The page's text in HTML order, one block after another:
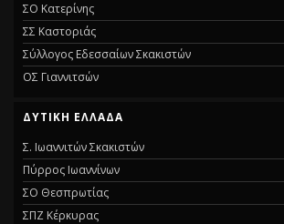
ΣΟ Κατερίνης
ΣΣ Καστοριάς
Σύλλογος Εδεσσαίων Σκακιστών
ΟΣ Γιαννιτσών
ΔΥΤΙΚΉ ΕΛΛΆΔΑ
Σ. Ιωαννιτών Σκακιστών
Πύρρος Ιωαννίνων
ΣΟ Θεσπρωτίας
ΣΠΖ Κέρκυρας